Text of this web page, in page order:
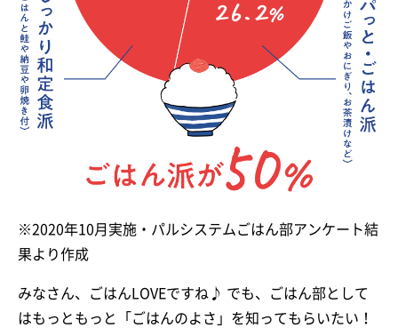
※2020年10月実施・パルシステムごはん部アンケート結
果より作成
みなさん、ごはんLOVEですね♪ でも、ごはん部として
はもっともっと「ごはんのよさ」を知ってもらいたい！